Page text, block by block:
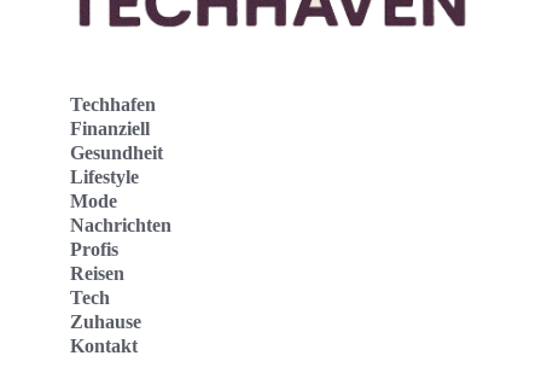
Techhafen
Finanziell
Gesundheit
Lifestyle
Mode
Nachrichten
Profis
Reisen
Tech
Zuhause
Kontakt